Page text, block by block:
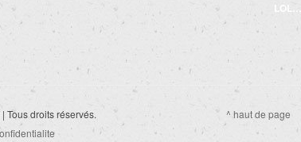
LOL…
Tous droits réservés.
^ haut de page